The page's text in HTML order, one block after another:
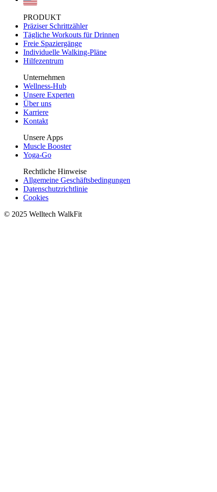
PRODUKT
Präziser Schrittzähler
Tägliche Workouts für Drinnen
Freie Spaziergänge
Individuelle Walking-Pläne
Hilfezentrum
Unternehmen
Wellness-Hub
Unsere Experten
Über uns
Karriere
Kontakt
Unsere Apps
Muscle Booster
Yoga-Go
Rechtliche Hinweise
Allgemeine Geschäftsbedingungen
Datenschutzrichtlinie
Cookies
© 2025 Welltech WalkFit